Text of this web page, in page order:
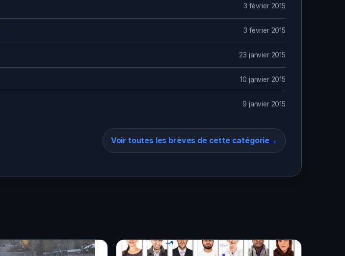
3 février 2015
3 février 2015
23 janvier 2015
10 janvier 2015
9 janvier 2015
Voir toutes les brèves de cette catégorie→